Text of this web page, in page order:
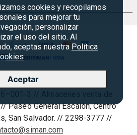
cookies y recopilamos
para mejorar tu
personalizar
el uso del sitio. Al
aceptas nuestra Política
Aceptar
Servicios
Credisiman
Marketplace
en Marketplace
y garantias
Contáctenos
del sitio
de Privacidad
ofertas
de Retracto
de uso
y condiciones
a clases
Rebajas
Cyber Monday
es diversión
Siman S.A. de C.V. //
Paseo General Escalón, Centro
San Salvador. // 2298-3777 //